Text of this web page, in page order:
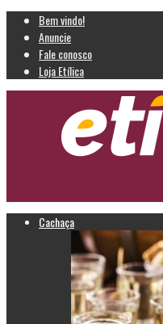
Bem vindo!
Anuncie
Fale conosco
Loja Etílica
Cachaça